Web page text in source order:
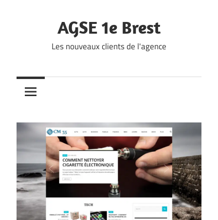
AGSE 1e Brest
Les nouveaux clients de l'agence